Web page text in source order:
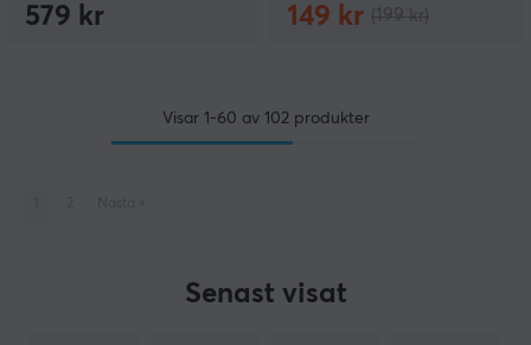
579 kr 149 kr
Visar 1-60 av 102produkter
Senast visat